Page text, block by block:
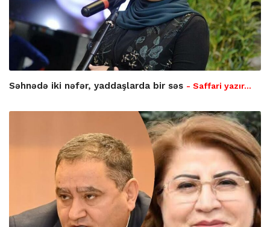
Səhnədə iki nəfər, yaddaşlarda bir səs - Saffari yazır…